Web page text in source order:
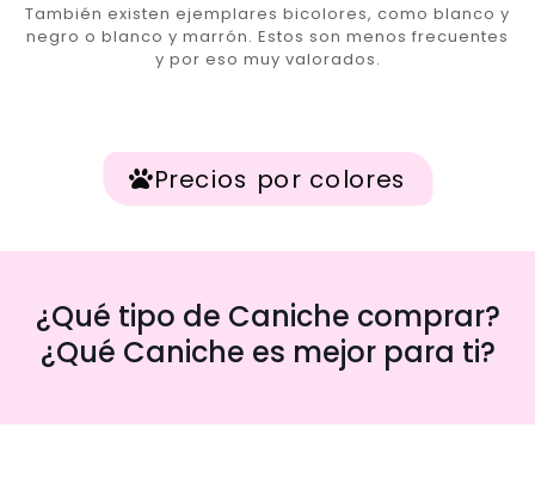
También existen ejemplares bicolores, como blanco y
negro o blanco y marrón. Estos son menos frecuentes
y por eso muy valorados.
Precios por colores
¿Qué tipo de Caniche comprar?
¿Qué Caniche es mejor para ti?